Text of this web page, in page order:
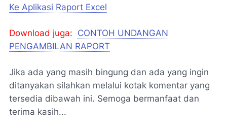
Ke Aplikasi Raport Excel
Download juga: CONTOH UNDANGAN
PENGAMBILAN RAPORT
Jika ada yang masih bingung dan ada yang ingin
ditanyakan silahkan melalui kotak komentar yang
tersedia dibawah ini. Semoga bermanfaat dan
terima kasih...